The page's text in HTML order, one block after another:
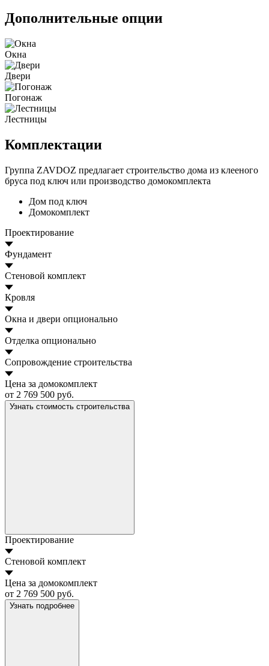
Дополнительные опции
Окна
Двери
Погонаж
Лестницы
Комплектации
Группа ZAVDOZ предлагает строительство дома из клееного
бруса под ключ или производство домокомплекта
Дом под ключ
Домокомплект
Проектирование
Фундамент
Стеновой комплект
Кровля
Окна и двери опционально
Отделка опционально
Сопровождение строительства
Цена за домокомплект
от 2 769 500 руб.
Узнать стоимость строительства
Проектирование
Стеновой комплект
Цена за домокомплект
от 2 769 500 руб.
Узнать подробнее